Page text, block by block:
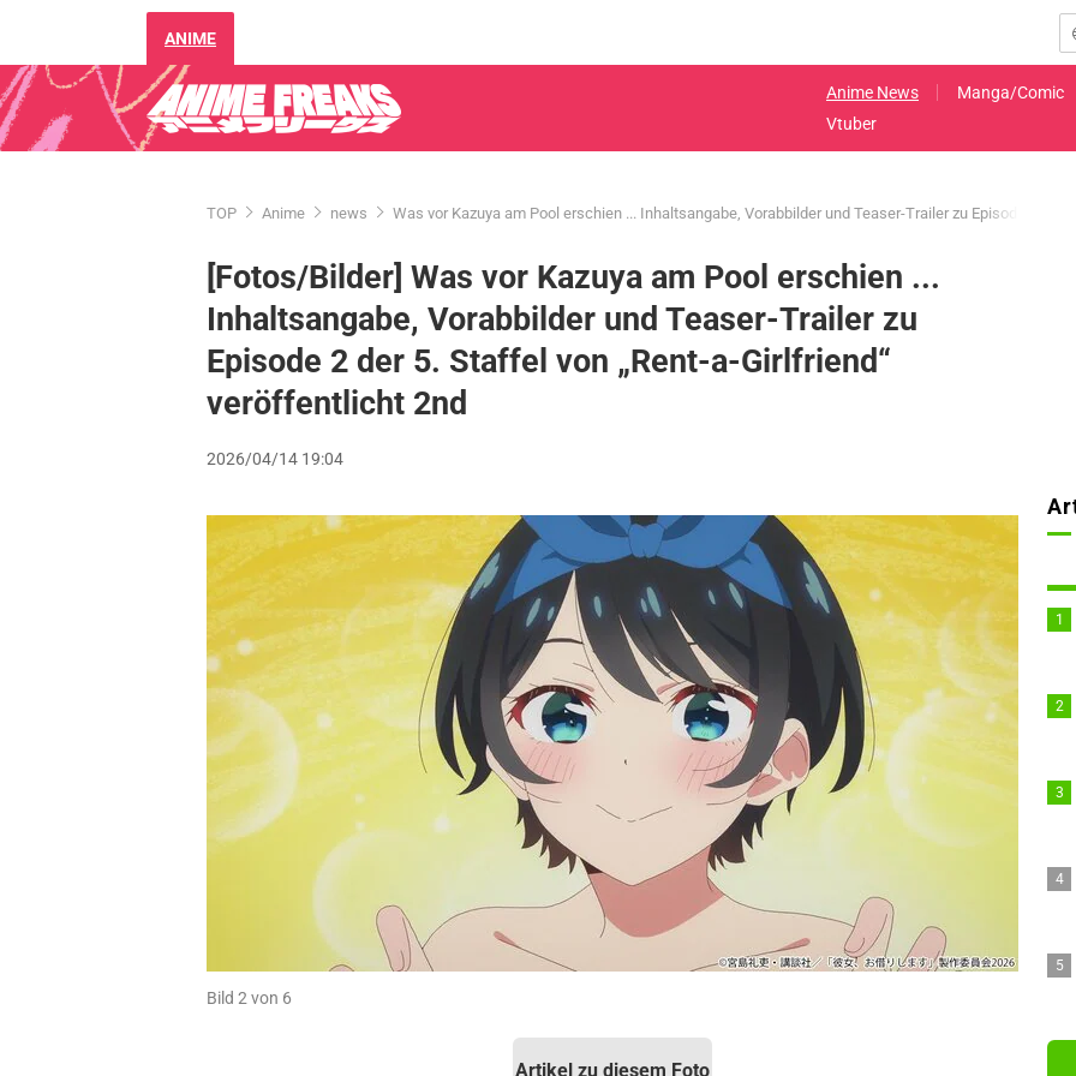
ANIME
Anime News Manga/Comic
Vtuber
TOP Anime news Was vor Kazuya am Pool erschien ... Inhaltsangabe, Vorabbilder und Teaser-Trailer zu Episode 2 der
[Fotos/Bilder] Was vor Kazuya am Pool erschien ...
Inhaltsangabe, Vorabbilder und Teaser-Trailer zu
Episode 2 der 5. Staffel von „Rent-a-Girlfriend“
veröffentlicht 2nd
2026/04/14 19:04
Bild 2 von 6
Artikel zu diesem Foto